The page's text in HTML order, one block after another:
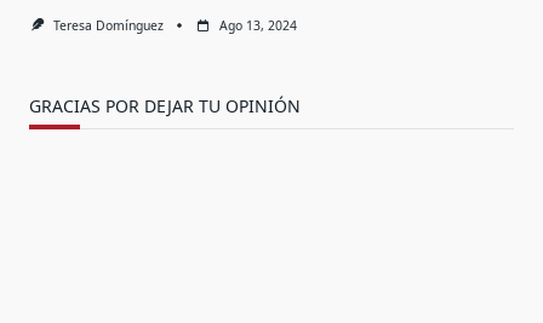
Teresa Domínguez Ago 13, 2024
GRACIAS POR DEJAR TU OPINIÓN